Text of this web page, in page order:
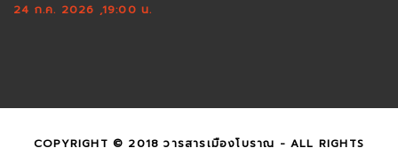
24 ก.ค. 2026 ,19:00 น.
COPYRIGHT © 2018 วารสารเมืองโบราณ - ALL RIGHTS